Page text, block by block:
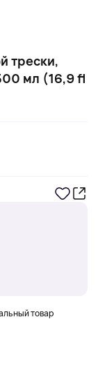
трески,
мл (16,9 fl
товар